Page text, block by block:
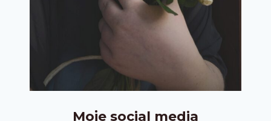
Moje social media